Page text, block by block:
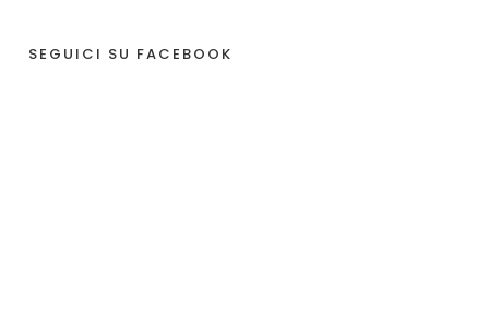
SEGUICI SU FACEBOOK